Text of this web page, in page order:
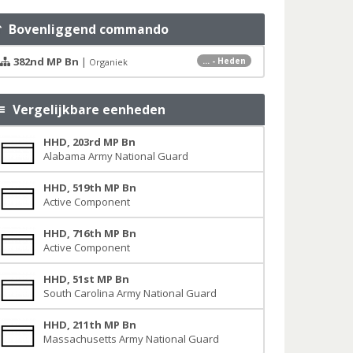
Bovenliggend commando
... - Heden
382nd MP Bn | Organiek
Vergelijkbare eenheden
HHD, 203rd MP Bn
Alabama Army National Guard
HHD, 519th MP Bn
Active Component
HHD, 716th MP Bn
Active Component
HHD, 51st MP Bn
South Carolina Army National Guard
HHD, 211th MP Bn
Massachusetts Army National Guard